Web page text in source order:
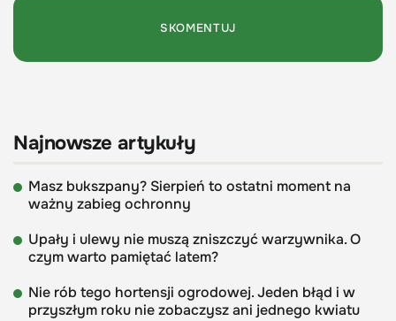
Najnowsze artykuły
Masz bukszpany? Sierpień to ostatni moment na
ważny zabieg ochronny
Upały i ulewy nie muszą zniszczyć warzywnika. O
czym warto pamiętać latem?
Nie rób tego hortensji ogrodowej. Jeden błąd i w
przyszłym roku nie zobaczysz ani jednego kwiatu